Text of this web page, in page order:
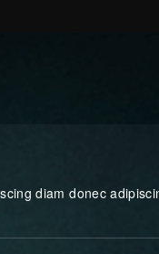
diam donec